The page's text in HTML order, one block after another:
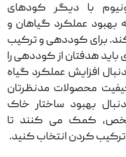
با دیگر کودهای
بهبود عملکرد گیاهان و
برای کوددهی و ترکیب
هدفتان از کوددهی را
افزایش عملکرد گیاه
محصولات مدنظرتان
بهبود ساختار خاک
کمک می کنند تا
کردن انتخاب کنید.